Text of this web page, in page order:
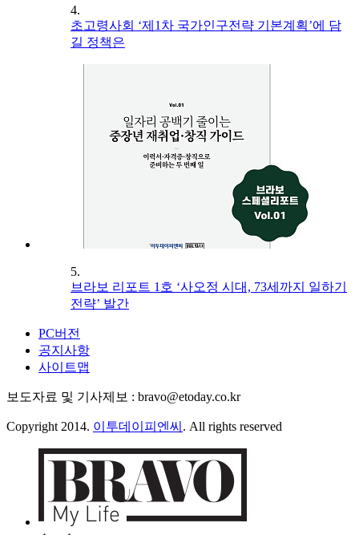
4.
초고령사회 ‘제1차 국가인구전략 기본계획’에 담
길 정책은
5.
브라보 리포트 1호 ‘사오정 시대, 73세까지 일하기
전략’ 발간
PC버전
공지사항
사이트맵
보도자료 및 기사제보 : bravo@etoday.co.kr
Copyright 2014. 이투데이피엔씨 . All rights reserved